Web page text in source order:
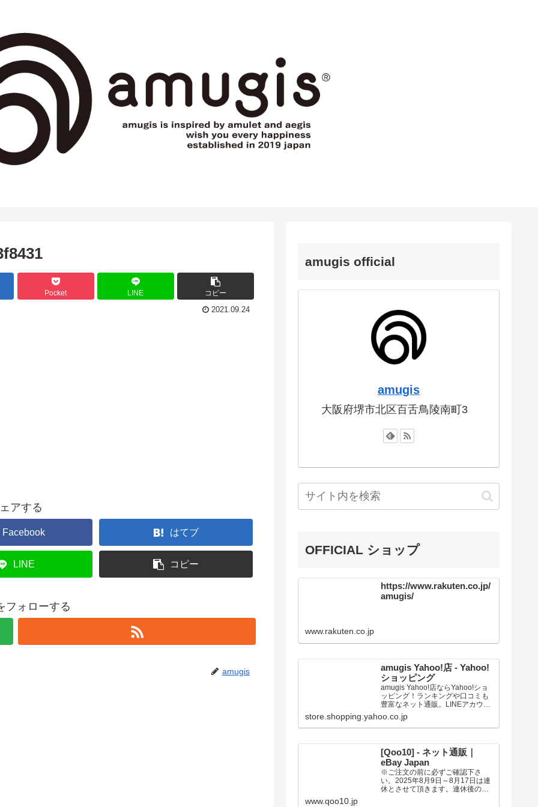
Pocket LINE コピー
2021.09.24
アする
Facebook はてブ
LINE コピー
フォローする
amugis
amugis official
amugis
大阪府堺市北区百舌鳥陵南町3
OFFICIAL ショップ
https://www.rakuten.co.jp/
amugis/
www.rakuten.co.jp
amugis Yahoo!店 - Yahoo!
ショッピング
amugis Yahoo!店ならYahoo!ショ
ッピング！ランキングや口コミも
豊富なネット通販。LINEアカウン
ト連携でPayPayポイント毎日5%
（上限あり）Yahoo!ショッピング
スマホアプリも充実で毎日どこか
求めいただけます。
store.shopping.yahoo.co.jp
[Qoo10] - ネット通販｜
eBay Japan
※ご注文の前に必ずご確認下さ
い。2025年8月9日～8月17日は連
休とさせて頂きます。連休後の発
www.qoo10.jp